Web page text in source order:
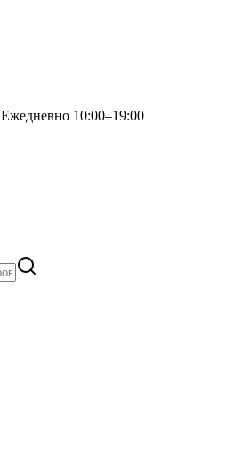
Ежедневно 10:00–19:00